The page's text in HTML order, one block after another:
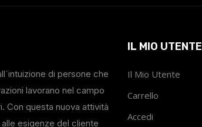
di persone che
lavorano nel campo
Con questa nuova attività
esigenze del cliente
IL MIO UTENTE
Il Mio Utente
Carrello
Accedi